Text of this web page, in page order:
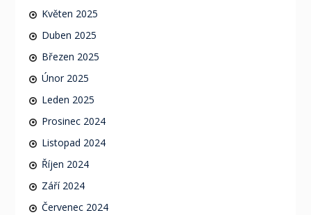
Květen 2025
Duben 2025
Březen 2025
Únor 2025
Leden 2025
Prosinec 2024
Listopad 2024
Říjen 2024
Září 2024
Červenec 2024